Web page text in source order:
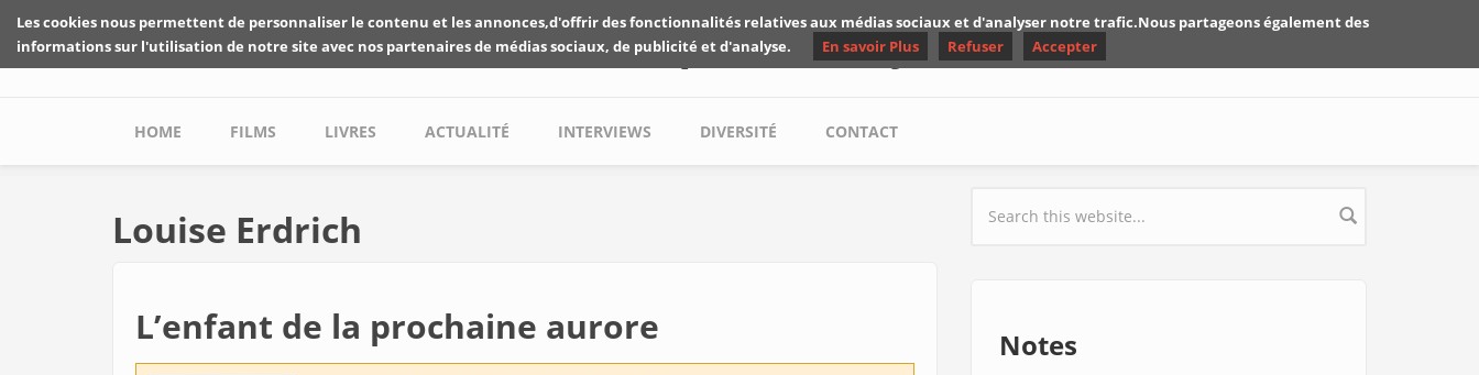
Skip to main content
Les critiques de Yuyine
Main menu
HOME FILMS LIVRES ACTUALITÉ INTERVIEWS DIVERSITÉ CONTACT
Louise Erdrich
L’enfant de la prochaine aurore
Search form
Notes
Les cookies nous permettent de personnaliser le contenu et les annonces,d'offrir des fonctionnalités relatives aux médias sociaux et d'analyser notre trafic.Nous partageons également des
informations sur l'utilisation de notre site avec nos partenaires de médias sociaux, de publicité et d'analyse.
En savoir Plus Refuser Accepter